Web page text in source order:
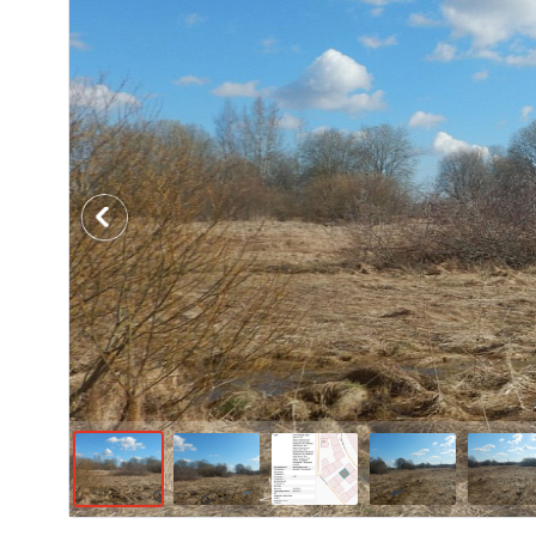
Previous